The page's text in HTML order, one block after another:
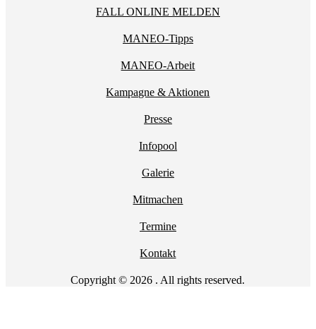
FALL ONLINE MELDEN
MANEO-Tipps
MANEO-Arbeit
Kampagne & Aktionen
Presse
Infopool
Galerie
Mitmachen
Termine
Kontakt
Copyright © 2026 . All rights reserved.